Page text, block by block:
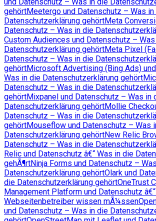
gehörtMeetergo und Datenschutz – Was
Datenschutzerklärung gehörtMeta
Datenschutz – Was in die
Custom Audiences und Datenschutz –
Datenschutzerklärung gehörtMeta Pixel
Datenschutz – Was in die
gehörtMicrosoft Advertising (Bing Ads)
Was in die Datenschutzerklärung gehört
Datenschutz – Was in die
gehörtMixpanel und Datenschutz – Was in
Datenschutzerklärung gehörtMollie
Datenschutz – Was in die
gehörtMouseflow und Datenschutz – Was
Datenschutzerklärung gehörtNew Relic
Datenschutz – Was in die
Relic und Datenschutz â€“ Was in die
gehÃ¶rtNinja Forms und Datenschutz –
Datenschutzerklärung gehörtOlark und
die Datenschutzerklärung gehörtOneTrust
Management Platform und Datenschutz
Webseitenbetreiber wissen mÃ¼ssen
und Datenschutz – Was in die